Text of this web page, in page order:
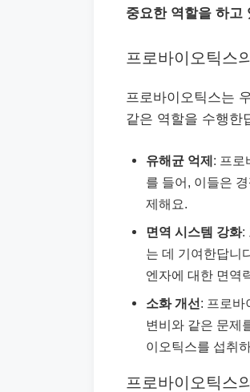
중요한 역할을 하고
프로바이오틱스
프로바이오틱스는
같은 역할을 수행한
유해균 억제: 프로
를 들어, 이들은
제해요.
면역 시스템 강화:
는 데 기여한답니
엔자에 대한 면역
소화 개선: 프로바
변비와 같은 문제
이오틱스를 섭취
프로바이오틱스